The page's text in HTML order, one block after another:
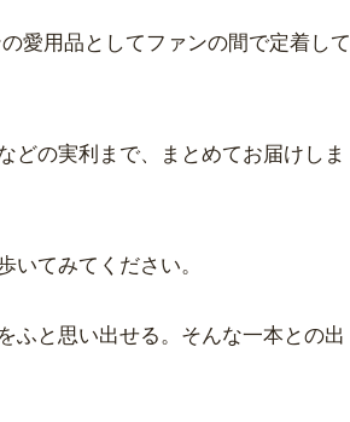
愛用品としてファンの間で定着して
どの実利まで、まとめてお届けしま
いてみてください。
ふと思い出せる。そんな一本との出